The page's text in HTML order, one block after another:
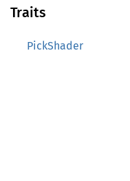
Traits
PickShader